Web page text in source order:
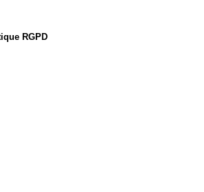
RGPD